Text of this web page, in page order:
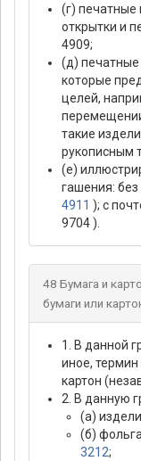
(г)
открытки и
4909;
(д) печатные
которые
целей,
такие
рукописным
(е)
гашения:
4911 ); с
9704 ).
48 Бумага и
бумаги или
1. В данной
иное, термин
картон
2. В данную
(а)
(б)
3212;